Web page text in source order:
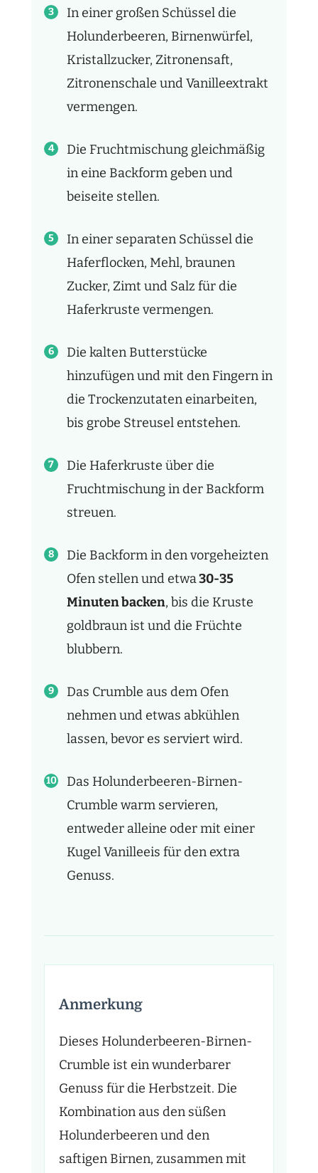
In einer großen Schüssel die
Holunderbeeren, Birnenwürfel,
Kristallzucker, Zitronensaft,
Zitronenschale und Vanilleextrakt
vermengen.
Die Fruchtmischung gleichmäßig
in eine Backform geben und
beiseite stellen.
In einer separaten Schüssel die
Haferflocken, Mehl, braunen
Zucker, Zimt und Salz für die
Haferkruste vermengen.
Die kalten Butterstücke
hinzufügen und mit den Fingern in
die Trockenzutaten einarbeiten,
bis grobe Streusel entstehen.
Die Haferkruste über die
Fruchtmischung in der Backform
streuen.
Die Backform in den vorgeheizten
Ofen stellen und etwa30-35
Minuten backen, bis die Kruste
goldbraun ist und die Früchte
blubbern.
Das Crumble aus dem Ofen
nehmen und etwas abkühlen
lassen, bevor es serviert wird.
Das Holunderbeeren-Birnen-
Crumble warm servieren,
entweder alleine oder mit einer
Kugel Vanilleeis für den extra
Genuss.
Anmerkung
Dieses Holunderbeeren-Birnen-
Crumble ist ein wunderbarer
Genuss für die Herbstzeit. Die
Kombination aus den süßen
Holunderbeeren und den
saftigen Birnen, zusammen mit